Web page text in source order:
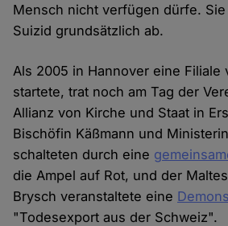
Mensch nicht verfügen dürfe.
Suizid grundsätzlich ab.
Als 2005 in Hannover eine Filiale
startete, trat noch am Tag der
Allianz von Kirche und Staat in
Bischöfin Käßmann und
schalteten durch eine
die Ampel auf Rot, und der
Brysch veranstaltete eine
"Todesexport aus der Schweiz".